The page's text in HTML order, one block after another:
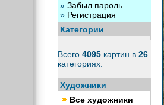
» Забыл пароль
» Регистрация
Категории
Всего 4095картин в 26
категориях.
Художники
Все художники